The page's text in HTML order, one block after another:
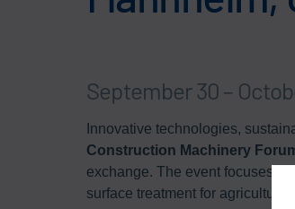
September 30 –
Innovative technologies,
Construction Machinery
exchange. The event focuses
surface treatment for agricultural